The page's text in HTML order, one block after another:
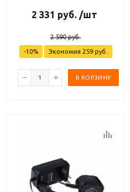
2 331 руб. /шт
2 590руб.
-10% Экономия 259руб.
В КОРЗИНУ